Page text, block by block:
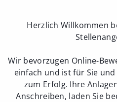
Herzlich Willkommen
Wir bevorzugen Online-
einfach und ist für Sie
zum Erfolg. Ihre
Anschreiben, laden Sie